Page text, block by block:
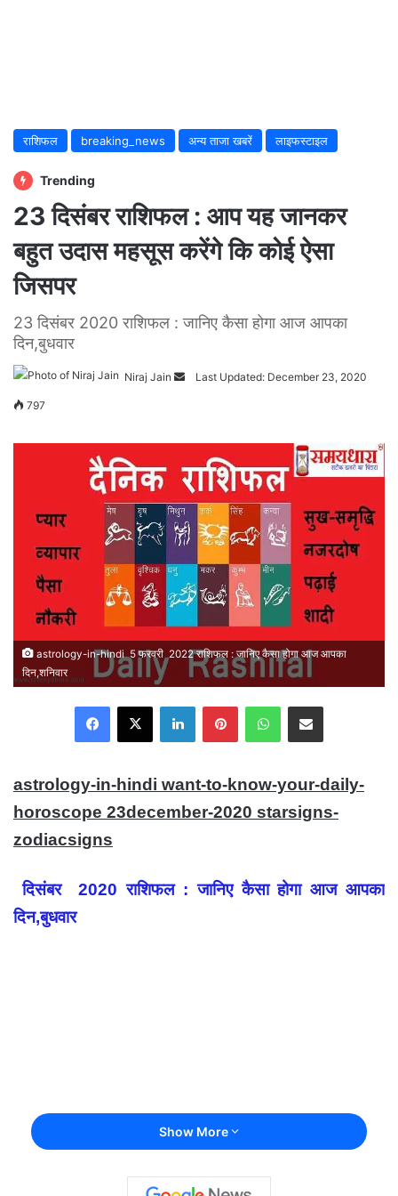
राशिफल breaking_news अन्य ताजा खबरें लाइफस्टाइल
Trending
23 दिसंबर राशिफल : आप यह जानकर
बहुत उदास महसूस करेंगे कि कोई ऐसा
जिसपर
23 दिसंबर 2020 राशिफल : जानिए कैसा होगा आज आपका
दिन,बुधवार
Niraj Jain
Send
Last Updated: December 23, 2020
797
astrology-in-hindi 5 फरवरी 2022 राशिफल : जानिए कैसा होगा आज आपका
दिन,शनिवार
astrology-in-hindi want-to-know-your-daily-
horoscope 23december-2020 starsigns-
zodiacsigns
दिसंबर 2020 राशिफल : जानिए कैसा होगा आज आपका
दिन,बुधवार
Show More